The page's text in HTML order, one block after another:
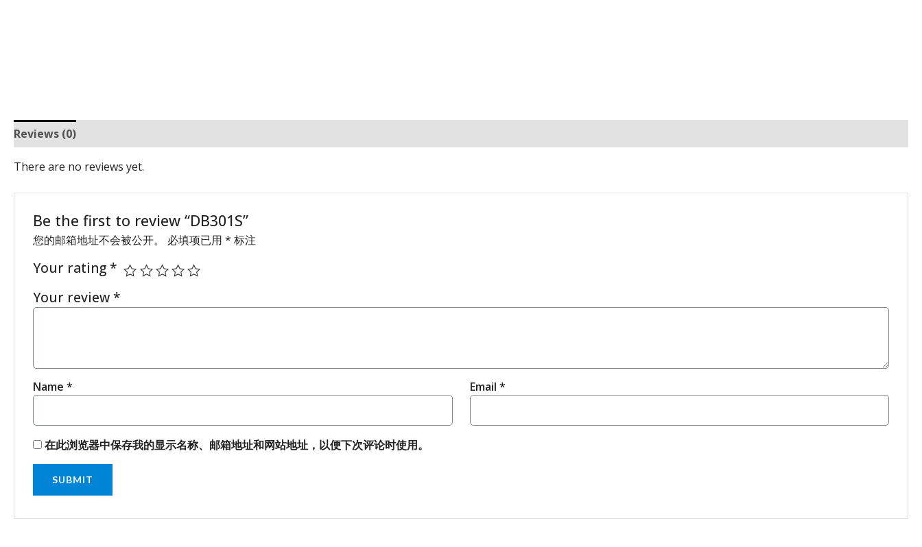
Reviews (0)
There are no reviews yet.
Be the first to review “DB301S”
您的邮箱地址不会被公开。 必填项已用 * 标注
Your rating*
Your review*
Name * Email *
在此浏览器中保存我的显示名称、邮箱地址和网站地址，以便下次评论时使用。